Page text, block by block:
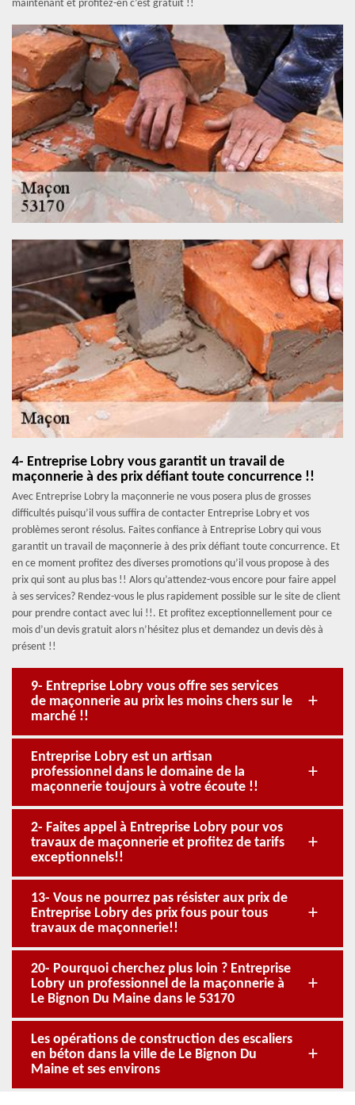
maintenant et profitez-en c’est gratuit !!
4- Entreprise Lobry vous garantit un travail de
maçonnerie à des prix défiant toute concurrence !!
Avec Entreprise Lobry la maçonnerie ne vous posera plus de grosses
difficultés puisqu’il vous suffira de contacter Entreprise Lobry et vos
problèmes seront résolus. Faites confiance à Entreprise Lobry qui vous
garantit un travail de maçonnerie à des prix défiant toute concurrence. Et
en ce moment profitez des diverses promotions qu’il vous propose à des
prix qui sont au plus bas !! Alors qu’attendez-vous encore pour faire appel
à ses services? Rendez-vous le plus rapidement possible sur le site de client
pour prendre contact avec lui !!. Et profitez exceptionnellement pour ce
mois d’un devis gratuit alors n’hésitez plus et demandez un devis dès à
présent !!
9- Entreprise Lobry vous offre ses services
de maçonnerie au prix les moins chers sur le
marché !!
Entreprise Lobry est un artisan
professionnel dans le domaine de la
maçonnerie toujours à votre écoute !!
2- Faites appel à Entreprise Lobry pour vos
travaux de maçonnerie et profitez de tarifs
exceptionnels!!
13- Vous ne pourrez pas résister aux prix de
Entreprise Lobry des prix fous pour tous
travaux de maçonnerie!!
20- Pourquoi cherchez plus loin ? Entreprise
Lobry un professionnel de la maçonnerie à
Le Bignon Du Maine dans le 53170
Les opérations de construction des escaliers
en béton dans la ville de Le Bignon Du
Maine et ses environs